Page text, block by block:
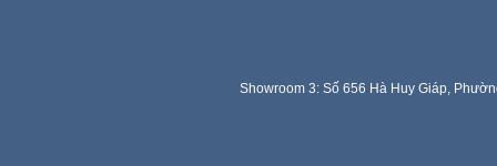
Showroom 3: Số 656 Hà Huy Giáp,